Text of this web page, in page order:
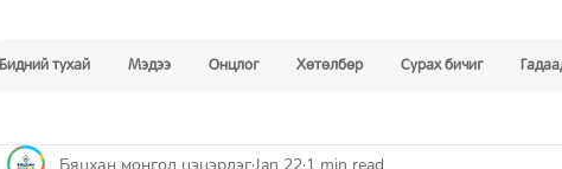
Бидний тухай Мэдээ Онцлог Хөтөлбөр Сурах бичиг
Бяцхан монгол цэцэрлэгJan 22 1 min read